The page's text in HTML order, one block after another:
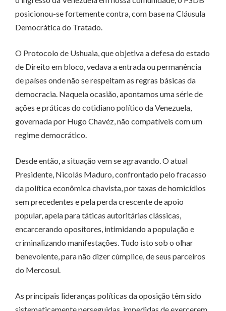
posicionou-se fortemente contra, com base na Cláusula
Democrática do Tratado.
O Protocolo de Ushuaia, que objetiva a defesa do estado
de Direito em bloco, vedava a entrada ou permanência
de países onde não se respeitam as regras básicas da
democracia. Naquela ocasião, apontamos uma série de
ações e práticas do cotidiano político da Venezuela,
governada por Hugo Chavéz, não compatíveis com um
regime democrático.
Desde então, a situação vem se agravando. O atual
Presidente, Nicolás Maduro, confrontado pelo fracasso
da política econômica chavista, por taxas de homicídios
sem precedentes e pela perda crescente de apoio
popular, apela para táticas autoritárias clássicas,
encarcerando opositores, intimidando a população e
criminalizando manifestações. Tudo isto sob o olhar
benevolente, para não dizer cúmplice, de seus parceiros
do Mercosul.
As principais lideranças políticas da oposição têm sido